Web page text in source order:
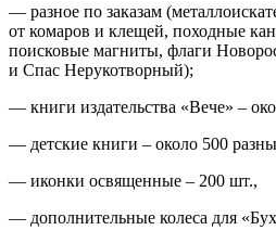
— разное по заказам
от комаров и клещей, походные
поисковые магниты, флаги
и Спас Нерукотворный);
— книги издательства «Вече» –
— детские книги – около 500
— иконки освященные – 200 шт.,
— дополнительные колеса для